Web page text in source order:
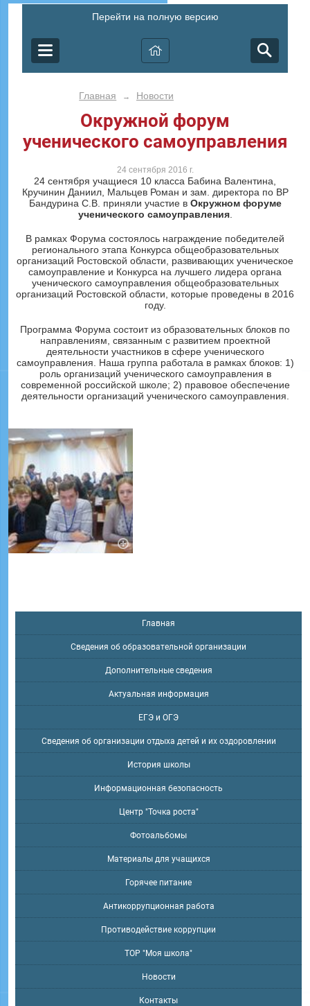
Перейти на полную версию
Главная → Новости
Окружной форум
ученического самоуправления
24 сентября 2016 г.
24 сентября учащиеся 10 класса Бабина Валентина,
Кручинин Даниил, Мальцев Роман и зам. директора по ВР
Бандурина С.В. приняли участие в Окружном форуме
ученического самоуправления.
В рамках Форума состоялось награждение победителей
регионального этапа Конкурса общеобразовательных
организаций Ростовской области, развивающих ученическое
самоуправление и Конкурса на лучшего лидера органа
ученического самоуправления общеобразовательных
организаций Ростовской области, которые проведены в 2016
году.
Программа Форума состоит из образовательных блоков по
направлениям, связанным с развитием проектной
деятельности участников в сфере ученического
самоуправления. Наша группа работала в рамках блоков: 1)
роль организаций ученического самоуправления в
современной российской школе; 2) правовое обеспечение
деятельности организаций ученического самоуправления.
Главная
Сведения об образовательной организации
Дополнительные сведения
Актуальная информация
ЕГЭ и ОГЭ
Сведения об организации отдыха детей и их оздоровлении
История школы
Информационная безопасность
Центр "Точка роста"
Фотоальбомы
Материалы для учащихся
Горячее питание
Антикоррупционная работа
Противодействие коррупции
ТОР "Моя школа"
Новости
Контакты